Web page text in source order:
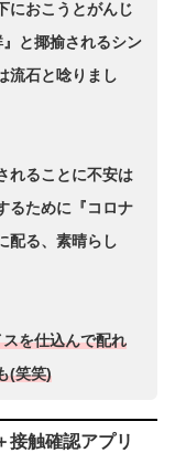
におこうとがんじ
と揶揄されるシン
流石と唸りまし
れることに不安は
るために『コロナ
配る、素晴らし
を仕込んで配れ
(笑笑)
触確認アプリ